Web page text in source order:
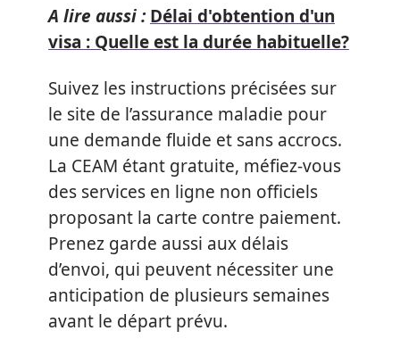
A lire aussi : Délai d'obtention d'un
visa : Quelle est la durée habituelle?
Suivez les instructions précisées sur
le site de l’assurance maladie pour
une demande fluide et sans accrocs.
La CEAM étant gratuite, méfiez-vous
des services en ligne non officiels
proposant la carte contre paiement.
Prenez garde aussi aux délais
d’envoi, qui peuvent nécessiter une
anticipation de plusieurs semaines
avant le départ prévu.